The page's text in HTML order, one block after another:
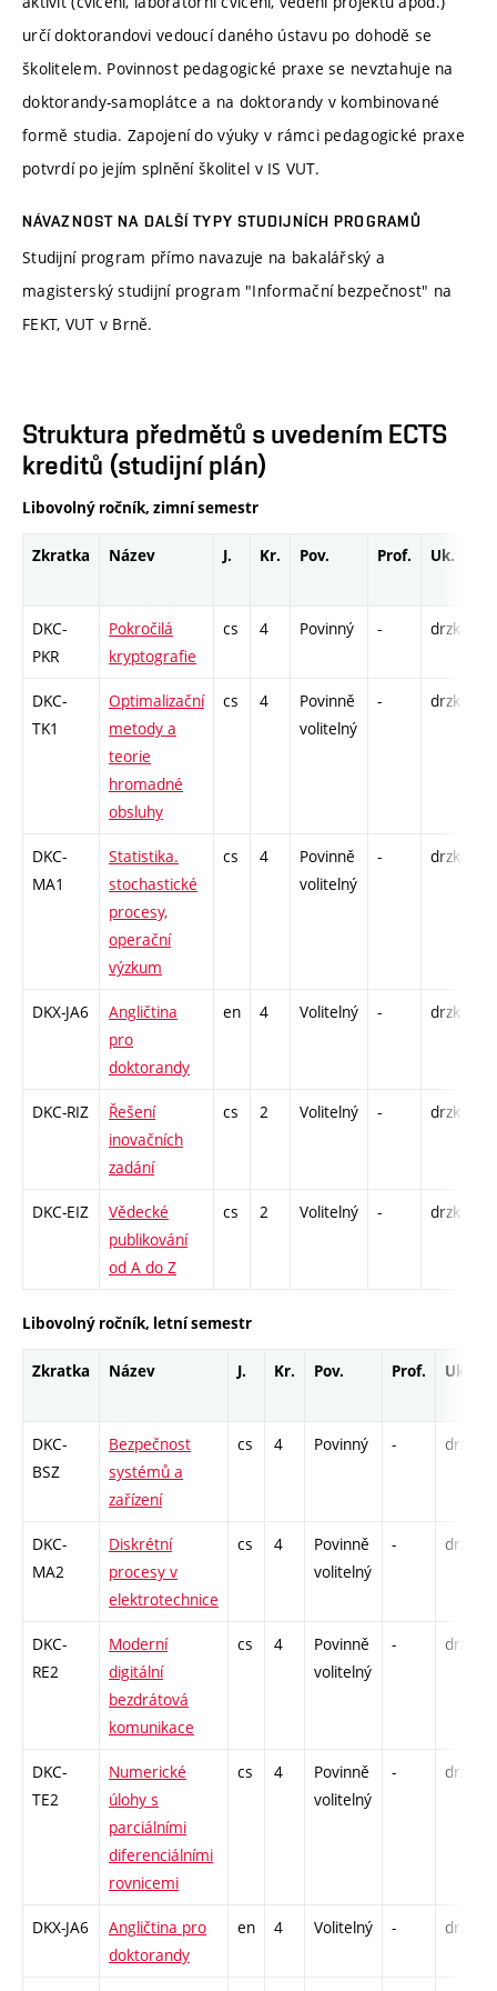
určí doktorandovi vedoucí daného ústavu po dohodě se
školitelem. Povinnost pedagogické praxe se nevztahuje na
doktorandy-samoplátce a na doktorandy v kombinované
formě studia. Zapojení do výuky v rámci pedagogické praxe
potvrdí po jejím splnění školitel v IS VUT.
NÁVAZNOST NA DALŠÍ TYPY STUDIJNÍCH PROGRAMŮ
Studijní program přímo navazuje na bakalářský a
magisterský studijní program "Informační bezpečnost" na
FEKT, VUT v Brně.
Struktura předmětů s uvedením ECTS
kreditů (studijní plán)
Libovolný ročník, zimní semestr
Zkratka Název J. Kr. Pov. Prof. Uk.
DKC-
PKR
Pokročilá
kryptografie
cs 4 Povinný - drzk
DKC-
TK1
Optimalizační
metody a
teorie
hromadné
obsluhy
cs 4
Povinně
volitelný
- drzk
DKC-
MA1
Statistika.
stochastické
procesy,
operační
výzkum
cs 4
Povinně
volitelný
- drzk
DKX-JA6
Angličtina
pro
doktorandy
en 4 Volitelný - drzk
DKC-RIZ
Řešení
inovačních
zadání
cs 2 Volitelný - drzk
DKC-EIZ
Vědecké
publikování
od A do Z
cs 2 Volitelný - drzk
Libovolný ročník, letní semestr
Zkratka Název J. Kr. Pov. Prof. Uk.
DKC-
BSZ
Bezpečnost
systémů a
zařízení
cs 4 Povinný - drzk
DKC-
MA2
Diskrétní
procesy v
elektrotechnice
cs 4
Povinně
volitelný
- drzk
DKC-
RE2
Moderní
digitální
bezdrátová
komunikace
cs 4
Povinně
volitelný
- drzk
DKC-
TE2
Numerické
úlohy s
parciálními
diferenciálními
rovnicemi
cs 4
Povinně
volitelný
- drzk
DKX-JA6
Angličtina pro
doktorandy
en 4 Volitelný - drzk